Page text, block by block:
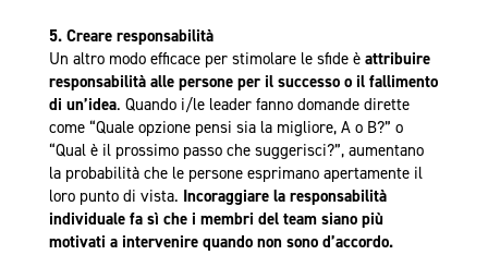
5. Creare responsabilità
Un altro modo efficace per stimolare le sfide è attribuire
responsabilità alle persone per il successo o il fallimento
di un’idea. Quando i/le leader fanno domande dirette
come “Quale opzione pensi sia la migliore, A o B?” o
“Qual è il prossimo passo che suggerisci?”, aumentano
la probabilità che le persone esprimano apertamente il
loro punto di vista. Incoraggiare la responsabilità
individuale fa sì che i membri del team siano più
motivati a intervenire quando non sono d’accordo.